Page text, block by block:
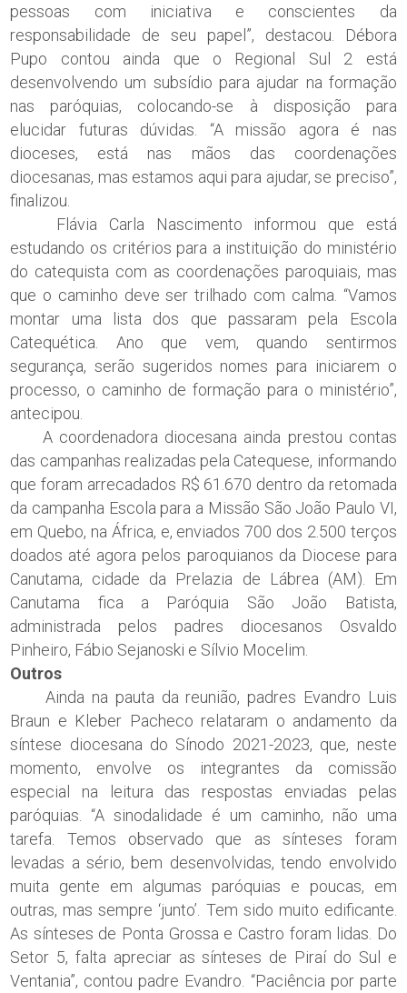
pessoas com iniciativa e conscientes da
responsabilidade de seu papel”, destacou. Débora
Pupo contou ainda que o Regional Sul 2 está
desenvolvendo um subsídio para ajudar na formação
nas paróquias, colocando-se à disposição para
elucidar futuras dúvidas. “A missão agora é nas
dioceses, está nas mãos das coordenações
diocesanas, mas estamos aqui para ajudar, se preciso”,
finalizou.
Flávia Carla Nascimento informou que está
estudando os critérios para a instituição do ministério
do catequista com as coordenações paroquiais, mas
que o caminho deve ser trilhado com calma. “Vamos
montar uma lista dos que passaram pela Escola
Catequética. Ano que vem, quando sentirmos
segurança, serão sugeridos nomes para iniciarem o
processo, o caminho de formação para o ministério”,
antecipou.
A coordenadora diocesana ainda prestou contas
das campanhas realizadas pela Catequese, informando
que foram arrecadados R$ 61.670 dentro da retomada
da campanha Escola para a Missão São João Paulo VI,
em Quebo, na África, e, enviados 700 dos 2.500 terços
doados até agora pelos paroquianos da Diocese para
Canutama, cidade da Prelazia de Lábrea (AM). Em
Canutama fica a Paróquia São João Batista,
administrada pelos padres diocesanos Osvaldo
Pinheiro, Fábio Sejanoski e Sílvio Mocelim.
Outros
Ainda na pauta da reunião, padres Evandro Luis
Braun e Kleber Pacheco relataram o andamento da
síntese diocesana do Sínodo 2021-2023, que, neste
momento, envolve os integrantes da comissão
especial na leitura das respostas enviadas pelas
paróquias. “A sinodalidade é um caminho, não uma
tarefa. Temos observado que as sínteses foram
levadas a sério, bem desenvolvidas, tendo envolvido
muita gente em algumas paróquias e poucas, em
outras, mas sempre ‘junto’. Tem sido muito edificante.
As sínteses de Ponta Grossa e Castro foram lidas. Do
Setor 5, falta apreciar as sínteses de Piraí do Sul e
Ventania”, contou padre Evandro. “Paciência por parte